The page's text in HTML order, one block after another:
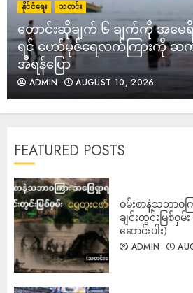
7
သဖန်းဆိပ်ဆည် ရွေးတုအစို
တစ်လျှောက် ရေကြီး၊ ပြ
သောင်းချီ ဘေးလွတ်ရာ ပ
ADMIN AUGUST
အမ်းတွင် စစ်တပ်က လေ
ကြောင့် ပြည်သူ ၂ ဦး သ
2
ကျန်းမာရေးအရအကျိုးမျ
ဘယ်လို သောက်သုံးမလဲ
ADMIN AUGUST
ဧရာဝတီမြစ်ရေသည် မြင်
တို့တွင် ရက်ပိုင်းအတွင်း စို
အချိန်မီ ရှောင်ရှားကြရန်
နိုင်ငံရေး သတင်း
တောင်းဆိုချက် ၆ ချက်ကို အမ
ရင် ဟော်မုဇ်ရေလက်ကြားကို
အီရန်ပြော
ADMIN AUGUST 10, 2026
FEATURED POSTS
ဝမ်းစာနဲ့သဘာဝက
ချင်းတွင်းမြစ်ဝှ
ဆောင်းပါး)
ADMIN